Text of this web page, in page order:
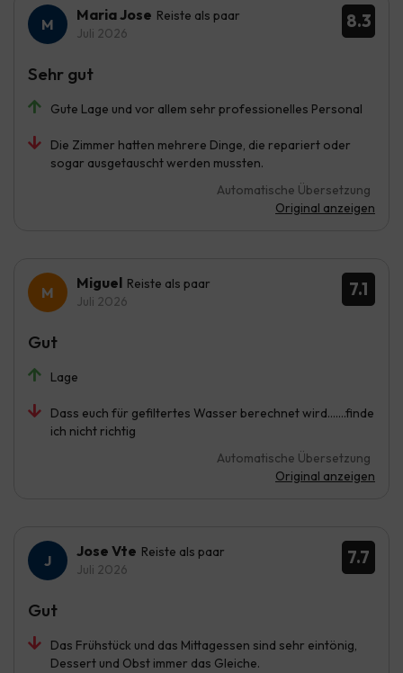
8.3
Maria Jose Reiste als paar
Juli 2026
Gute Lage und vor allem sehr professionelles Personal
Die Zimmer hatten mehrere Dinge, die repariert oder
sogar ausgetauscht werden mussten.
Automatische Übersetzung
Original anzeigen
Sehr gut
7.1
Miguel Reiste als paar
Juli 2026
Lage
Dass euch für gefiltertes Wasser berechnet wird.......finde
ich nicht richtig
Automatische Übersetzung
Original anzeigen
Gut
7.7
Jose Vte Reiste als paar
Juli 2026
Das Frühstück und das Mittagessen sind sehr eintönig,
Dessert und Obst immer das Gleiche.
Gut